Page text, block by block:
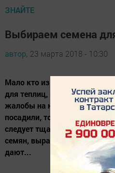
ЗНАЙТЕ
Выбираем семена
автор, 23 марта 2018 - 10:30
Мало кто из огородников
для теплиц, не годятся для
жалобы на низкий урожай.
посадили, то над выбором
следует тщательно
семян, выращенных в
дают...